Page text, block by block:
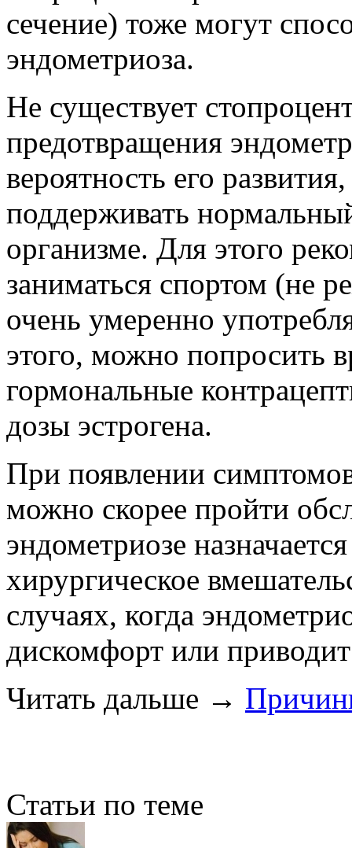
сечение) тоже могут
эндометриоза.
Не существует
предотвращения
вероятность его
поддерживать
организме. Для этого
заниматься спортом (не
очень умеренно
этого, можно попросить
гормональные
дозы эстрогена.
При появлении
можно скорее пройти
эндометриозе
хирургическое
случаях, когда
дискомфорт или
Читать дальше →
Статьи по теме